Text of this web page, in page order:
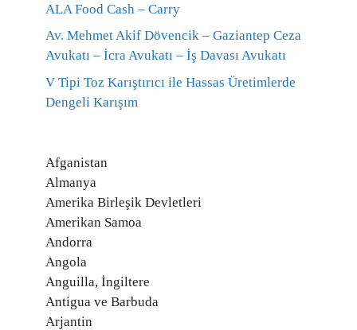
ALA Food Cash – Carry
Av. Mehmet Akif Dövencik – Gaziantep Ceza
Avukatı – İcra Avukatı – İş Davası Avukatı
V Tipi Toz Karıştırıcı ile Hassas Üretimlerde
Dengeli Karışım
Afganistan
Almanya
Amerika Birleşik Devletleri
Amerikan Samoa
Andorra
Angola
Anguilla, İngiltere
Antigua ve Barbuda
Arjantin